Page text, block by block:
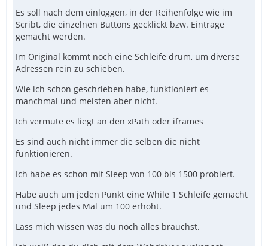
Es soll nach dem einloggen, in der Reihenfolge wie im
Scribt, die einzelnen Buttons gecklickt bzw. Einträge
gemacht werden.
Im Original kommt noch eine Schleife drum, um diverse
Adressen rein zu schieben.
Wie ich schon geschrieben habe, funktioniert es
manchmal und meisten aber nicht.
Ich vermute es liegt an den xPath oder iframes
Es sind auch nicht immer die selben die nicht
funktionieren.
Ich habe es schon mit Sleep von 100 bis 1500 probiert.
Habe auch um jeden Punkt eine While 1 Schleife gemacht
und Sleep jedes Mal um 100 erhöht.
Lass mich wissen was du noch alles brauchst.